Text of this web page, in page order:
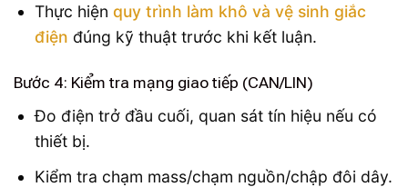
Thực hiện quy trình làm khô và vệ sinh giắc
điện đúng kỹ thuật trước khi kết luận.
Bước 4: Kiểm tra mạng giao tiếp (CAN/LIN)
Đo điện trở đầu cuối, quan sát tín hiệu nếu có
thiết bị.
Kiểm tra chạm mass/chạm nguồn/chập đôi dây.